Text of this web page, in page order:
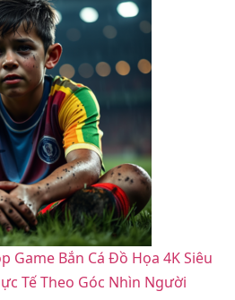
Game Bắn Cá Đồ Họa 4K Siêu
Tế Theo Góc Nhìn Người